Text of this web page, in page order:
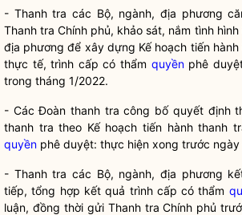
- Thanh tra các Bộ, ngành, địa phương
Thanh tra Chính phủ, khảo sát, nắm tình
địa phương để xây dựng Kế hoạch tiến
thực tế, trình cấp có thẩm quyềnphê
trong tháng 1/2022.
- Các Đoàn thanh tra công bố quyết định
thanh tra theo Kế hoạch tiến hành thanh
quyền phê duyệt: thực hiện xong trước
- Thanh tra các Bộ, ngành, địa phương
tiếp, tổng hợp kết quả trình cấp có thẩm
luận, đồng thời gửi Thanh tra Chính phủ